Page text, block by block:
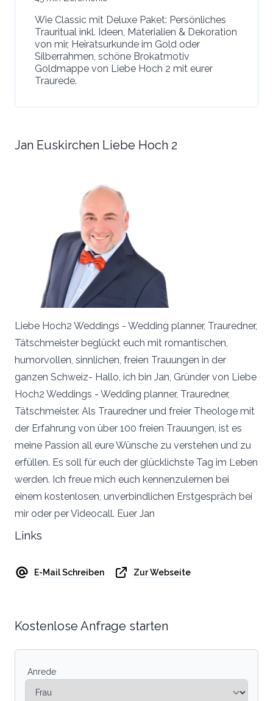
Wie Classic mit Deluxe Paket: Persönliches
Trauritual inkl. Ideen, Materialien & Dekoration
von mir, Heiratsurkunde im Gold oder
Silberrahmen, schöne Brokatmotiv
Goldmappe von Liebe Hoch 2 mit eurer
Traurede.
Jan Euskirchen Liebe Hoch 2
Liebe Hoch2 Weddings - Wedding planner, Trauredner,
Tätschmeister beglückt euch mit romantischen,
humorvollen, sinnlichen, freien Trauungen in der
ganzen Schweiz- Hallo, ich bin Jan, Gründer von Liebe
Hoch2 Weddings - Wedding planner, Trauredner,
Tätschmeister. Als Trauredner und freier Theologe mit
der Erfahrung von über 100 freien Trauungen, ist es
meine Passion all eure Wünsche zu verstehen und zu
erfüllen. Es soll für euch der glücklichste Tag im Leben
werden. Ich freue mich euch kennenzulernen bei
einem kostenlosen, unverbindlichen Erstgespräch bei
mir oder per Videocall. Euer Jan
Links
E-Mail Schreiben Zur Webseite
Kostenlose Anfrage starten
Anrede